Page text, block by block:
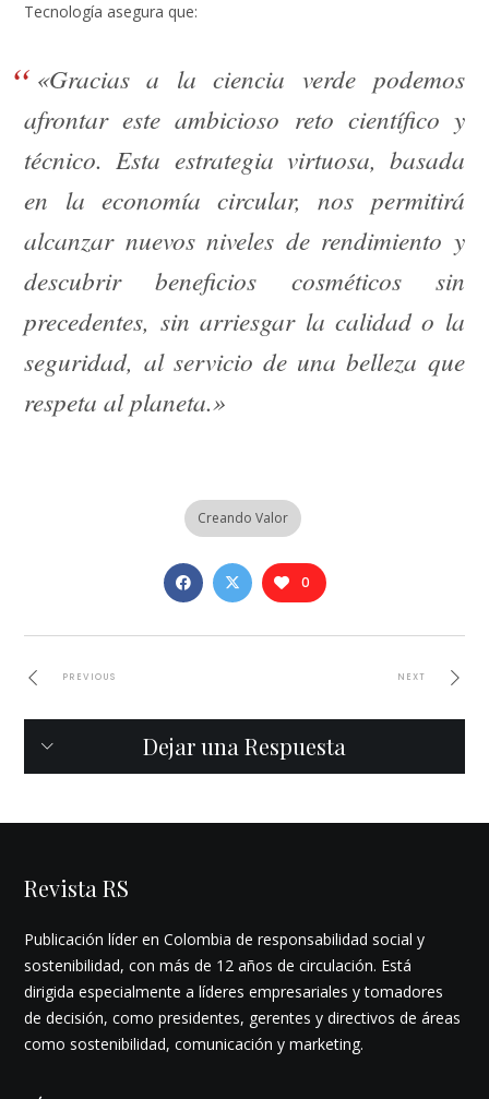
Tecnología asegura que:
«Gracias a la ciencia verde podemos
afrontar este ambicioso reto científico y
técnico. Esta estrategia virtuosa, basada
en la economía circular, nos permitirá
alcanzar nuevos niveles de rendimiento y
descubrir beneficios cosméticos sin
precedentes, sin arriesgar la calidad o la
seguridad, al servicio de una belleza que
respeta al planeta.»
Creando Valor
0
PREVIOUS NEXT
Dejar una Respuesta
Revista RS
Publicación líder en Colombia de responsabilidad social y
sostenibilidad, con más de 12 años de circulación. Está
dirigida especialmente a líderes empresariales y tomadores
de decisión, como presidentes, gerentes y directivos de áreas
como sostenibilidad, comunicación y marketing.